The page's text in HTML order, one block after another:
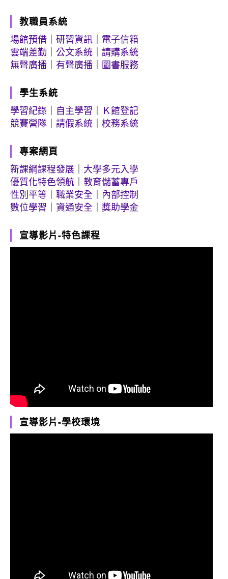
教職員系統
場館預借
研習資訊
電子信箱
雲端差勤
公文系統
請購系統
無聲廣播
有聲廣播 圖書服務
學生系統
學習紀錄
自主學習
Ｋ館登記
競賽營隊
請假系統 校務系統
專案網頁
新課綱課程發展
大學多元入學
優質化特色領航
教育儲蓄專戶
性別平等
職業安全
內部控制
數位學習
資通安全 獎助學金
宣導影片-特色課程
宣導影片-學校環境